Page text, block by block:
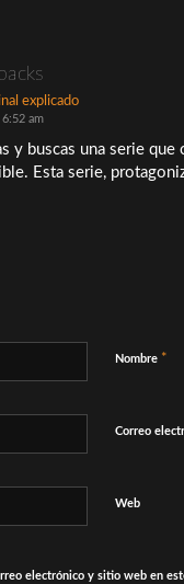
explicado
am
y buscas una serie
Esta serie,
Nombre *
Correo
Web
electrónico y sitio web en